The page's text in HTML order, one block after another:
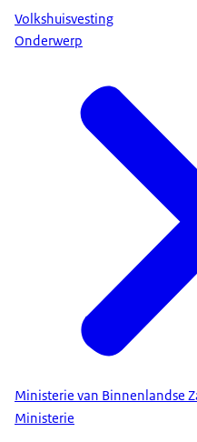
Volkshuisvesting
Onderwerp
Ministerie van Binnenlandse
Ministerie